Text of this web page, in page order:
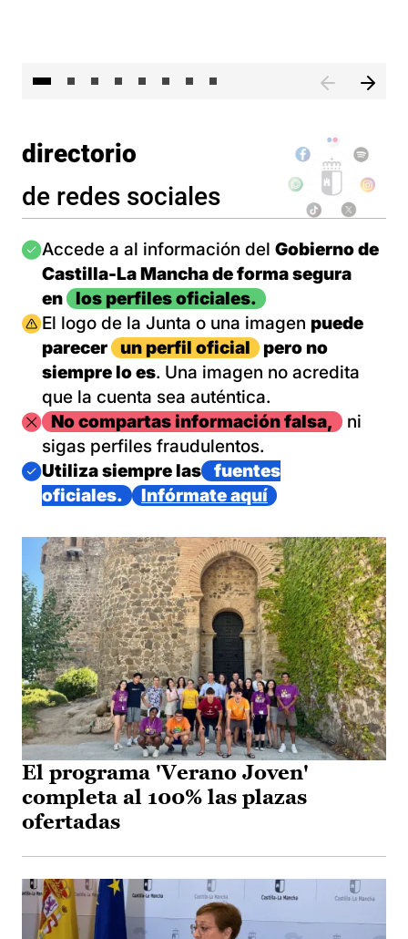
directorio
de redes sociales
Imagen
Accede a al información del Gobierno de
Castilla-La Mancha de forma segura
en
los perfiles oficiales.
Imagen
El logo de la Junta o una imagen puede
parecer
un perfil oficial
pero no
siempre lo es. Una imagen no acredita
que la cuenta sea auténtica.
ImagenNo compartas información falsa,
ni
sigas perfiles fraudulentos.
Imagen
Utiliza siempre las
fuentes
oficiales.
Infórmate aquí
El programa 'Verano Joven'
completa al 100% las plazas
ofertadas